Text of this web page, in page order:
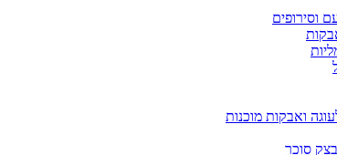
וסירופים
ואבקות מוכנות
סוכר